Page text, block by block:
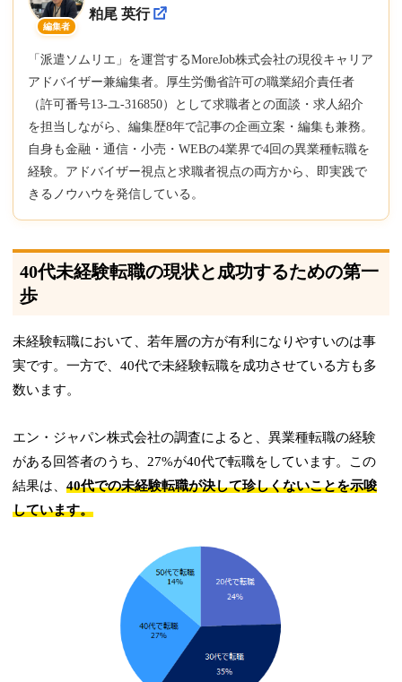
編集者
粕尾 英行
「派遣ソムリエ」を運営するMoreJob株式会社の現役キャリア
アドバイザー兼編集者。厚生労働省許可の職業紹介責任者
（許可番号13-ユ-316850）として求職者との面談・求人紹介
を担当しながら、編集歴8年で記事の企画立案・編集も兼務。
自身も金融・通信・小売・WEBの4業界で4回の異業種転職を
経験。アドバイザー視点と求職者視点の両方から、即実践で
きるノウハウを発信している。
40代未経験転職の現状と成功するための第一
歩
未経験転職において、若年層の方が有利になりやすいのは事
実です。一方で、40代で未経験転職を成功させている方も多
数います。
エン・ジャパン株式会社の調査によると、異業種転職の経験
がある回答者のうち、27%が40代で転職をしています。この
結果は、40代での未経験転職が決して珍しくないことを示唆
しています。